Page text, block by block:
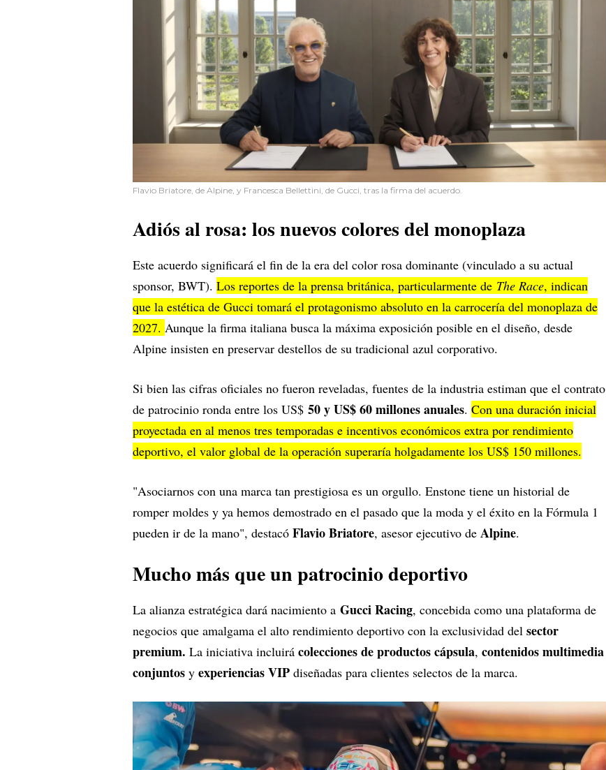
Flavio Briatore, de Alpine, y Francesca Bellettini, de Gucci, tras la firma del acuerdo.
Adiós al rosa: los nuevos colores del monoplaza
Este acuerdo significará el fin de la era del color rosa dominante (vinculado a su actual
sponsor, BWT). Los reportes de la prensa británica, particularmente de The Race, indican
que la estética de Gucci tomará el protagonismo absoluto en la carrocería del monoplaza de
2027. Aunque la firma italiana busca la máxima exposición posible en el diseño, desde
Alpine insisten en preservar destellos de su tradicional azul corporativo.
Si bien las cifras oficiales no fueron reveladas, fuentes de la industria estiman que el contrato
de patrocinio ronda entre los US$ 50 y US$ 60 millones anuales. Con una duración inicial
proyectada en al menos tres temporadas e incentivos económicos extra por rendimiento
deportivo, el valor global de la operación superaría holgadamente los US$ 150 millones.
"Asociarnos con una marca tan prestigiosa es un orgullo. Enstone tiene un historial de
romper moldes y ya hemos demostrado en el pasado que la moda y el éxito en la Fórmula 1
pueden ir de la mano", destacó Flavio Briatore, asesor ejecutivo de Alpine.
Mucho más que un patrocinio deportivo
La alianza estratégica dará nacimiento a Gucci Racing, concebida como una plataforma de
negocios que amalgama el alto rendimiento deportivo con la exclusividad del sector
premium. La iniciativa incluirá colecciones de productos cápsula, contenidos multimedia
conjuntos y experiencias VIP diseñadas para clientes selectos de la marca.